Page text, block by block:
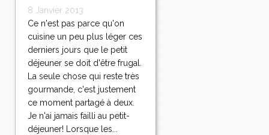
8 Janvier 2013
Ce n'est pas parce qu'on
cuisine un peu plus léger ces
derniers jours que le petit
déjeuner se doit d'être frugal.
La seule chose qui reste très
gourmande, c'est justement
ce moment partagé à deux.
Je n'ai jamais failli au petit-
déjeuner! Lorsque les...